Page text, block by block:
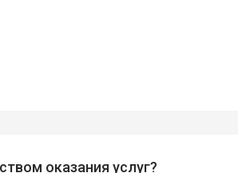
оказания услуг?